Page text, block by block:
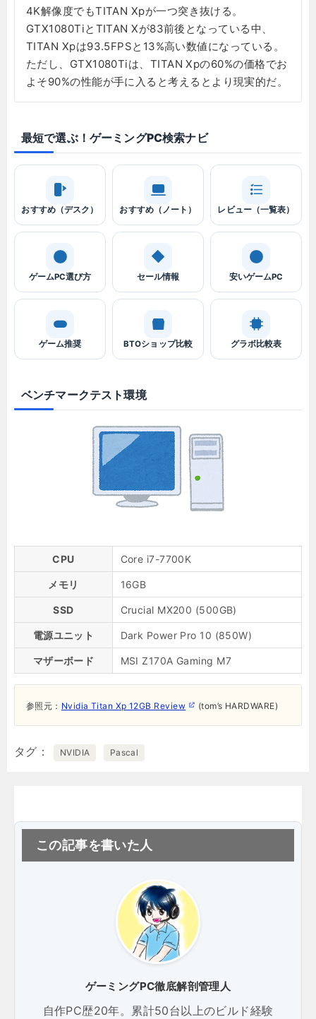
4K解像度でもTITAN Xpが一つ突き抜ける。
GTX1080TiとTITAN Xが83前後となっている中、
TITAN Xpは93.5FPSと13%高い数値になっている。
ただし、GTX1080Tiは、TITAN Xpの60%の価格でお
よそ90%の性能が手に入ると考えるとより現実的だ。
最短で選ぶ！ゲーミングPC検索ナビ
おすすめ（デスク） おすすめ（ノート） レビュー（一覧表）
ゲームPC選び方 セール情報 安いゲームPC
ゲーム推奨 BTOショップ比較 グラボ比較表
ベンチマークテスト環境
CPU Core i7-7700K
メモリ 16GB
SSD Crucial MX200 (500GB)
電源ユニット Dark Power Pro 10 (850W)
マザーボード MSI Z170A Gaming M7
参照元： Nvidia Titan Xp 12GB Review (tom’s HARDWARE)
タグ NVIDIA Pascal
この記事を書いた人
ゲーミングPC徹底解剖管理人
自作PC歴20年。累計50台以上のビルド経験